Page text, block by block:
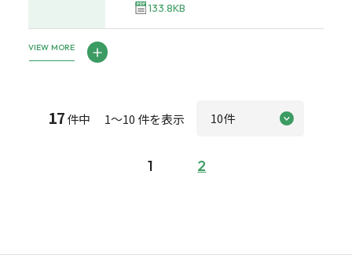
133.8KB
VIEW MORE
17件中 1～10 件を表示
1 2